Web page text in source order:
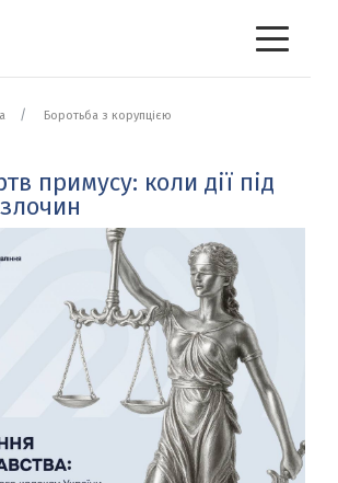
Боротьба з корупцією
примусу: коли дії під